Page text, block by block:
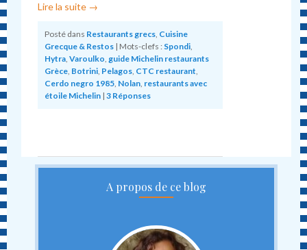
Lire la suite →
Posté dans Restaurants grecs, Cuisine
Grecque & Restos | Mots-clefs : Spondi,
Hytra,Varoulko,guide Michelin restaurants
Grèce, Botrini, Pelagos, CTC restaurant,
Cerdo negro 1985, Nolan, restaurants avec
étoile Michelin |3 Réponses
A propos de ce blog